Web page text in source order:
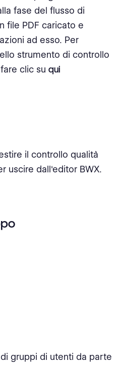
fase del flusso di
file PDF caricato e
ad esso. Per
strumento di controllo
clic su qui
il controllo qualità
uscire dall'editor BWX.
gruppi di utenti da parte